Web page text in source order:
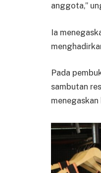
anggota,”
Ia
Pada
sambutan